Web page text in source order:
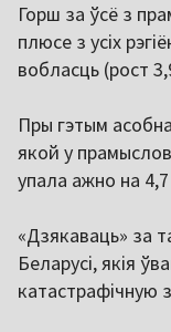
Горш за ўсё з
плюсе з усіх
вобласць (рост
Пры гэтым
якой у
упала ажно на
«Дзякаваць» за
Беларусі, якія
катастрафічную